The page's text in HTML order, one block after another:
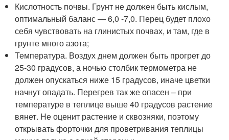
Кислотность почвы. Грунт не должен быть кислым,
оптимальный баланс — 6,0 -7,0. Перец будет плохо
себя чувствовать на глинистых почвах, и там, где в
грунте много азота;
Температура. Воздух днем должен быть прогрет до
25-30 градусов, а ночью столбик термометра не
должен опускаться ниже 15 градусов, иначе цветки
начнут опадать. Перегрев так же опасен – при
температуре в теплице выше 40 градусов растение
вянет. Не оценит растение и сквозняки, поэтому
открывать форточки для проветривания теплицы